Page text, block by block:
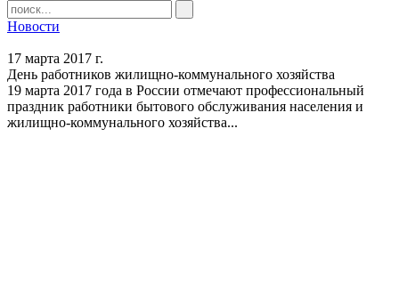
Новости
17 марта 2017 г.
День работников жилищно-коммунального хозяйства
19 марта 2017 года в России отмечают профессиональный
праздник работники бытового обслуживания населения и
жилищно-коммунального хозяйства...